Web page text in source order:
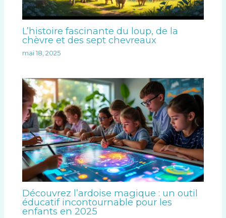
L’histoire fascinante du loup, de la
chèvre et des sept chevreaux
mai 18, 2025
Découvrez l’ardoise magique : un outil
éducatif incontournable pour les
enfants en 2025